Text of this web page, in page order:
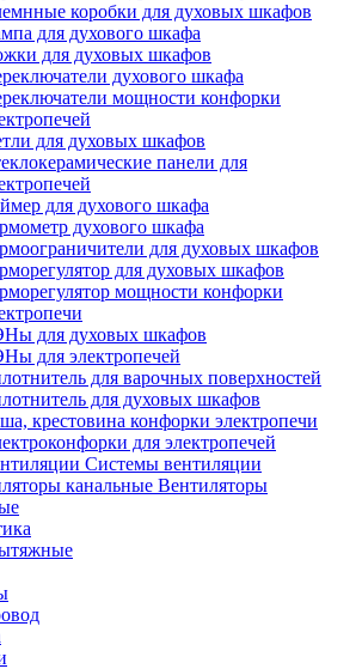
коробки для духовых шкафов
для духового шкафа
для духовых шкафов
духового шкафа
мощности конфорки
для духовых шкафов
панели для
для духового шкафа
духового шкафа
для духовых шкафов
для духовых шкафов
мощности конфорки
для духовых шкафов
для электропечей
для варочных поверхностей
для духовых шкафов
крестовина конфорки электропечи
для электропечей
Системы вентиляции
Вентиляторы